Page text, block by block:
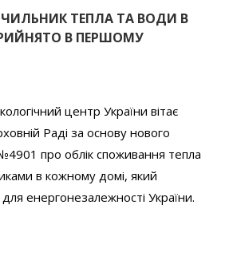
ТЕПЛА ТА ВОДИ В
В ПЕРШОМУ
центр України вітає
Раді за основу нового
про облік споживання тепла
в кожному домі, який
енергонезалежності України.